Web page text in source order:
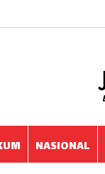
NASIONAL